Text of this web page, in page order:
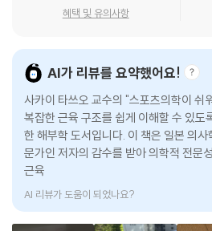
입체적으로 이해하는 움직임의 원리!
이 책은 두경부부터 등, 흉부, 복부, 골반부,
육을 빠짐없이 다루며, 근육을 둘러싼 뼈,
근육은 결코 단독으로 작용하지 않기 때문
이해해야 인체 움직임의 원리를 제대로 파
체를 하나의 유기적인 시스템으로 바라보
해하도록 돕는다. 많은 사람이 근육을 어렵
칭을 외우는 데 그치기 때문이다. 그러나 이
지를 일러스트와 함께 보여줌으로써 움직임
이를 통해 독자는 근육의 기능을 ‘움직임’
혜택 및 유의사항
AI가 리뷰를 요약했어요!
사카이 타쓰오 교수의 "스포츠의학이 쉬
복잡한 근육 구조를 쉽게 이해할 수 있도
한 해부학 도서입니다. 이 책은 일본 의
문가인 저자의 감수를 받아 의학적 전문
근육과 뼈, 신경, 관절의 관계를 설명하며,
AI 리뷰가 도움이 되었나요?